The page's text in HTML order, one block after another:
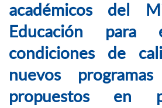
académicos del
Educación para
condiciones de
nuevos programas
propuestos en